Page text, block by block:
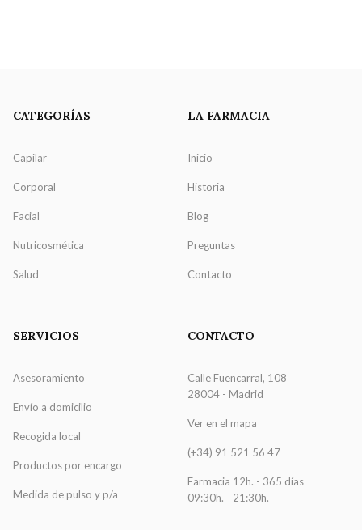
CATEGORÍAS
Capilar
Corporal
Facial
Nutricosmética
Salud
LA FARMACIA
Inicio
Historia
Blog
Preguntas
Contacto
SERVICIOS
Asesoramiento
Envío a domicilio
Recogida local
Productos por encargo
Medida de pulso y p/a
CONTACTO
Calle Fuencarral, 108
28004 - Madrid
Ver en el mapa
(+34) 91 521 56 47
Farmacia 12h. - 365 días
09:30h. - 21:30h.